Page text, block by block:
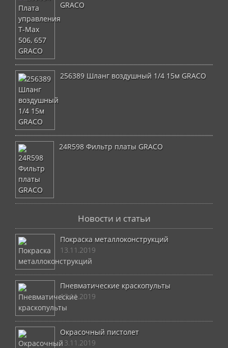
GRACO
256389 Шланг воздушный 1/4 15м GRACO
24R598 Фильтр платы GRACO
Новости и статьи
Покраска металлоконструкций
13.11.2019
Пневматические краскопульты
13.11.2019
Окрасочный пистолет
13.11.2019